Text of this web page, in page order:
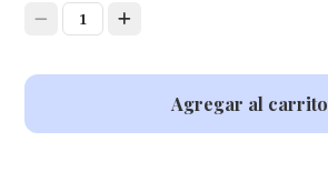
1
Agregar al carrito